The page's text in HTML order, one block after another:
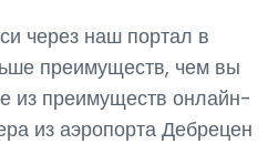
через наш портал в
преимуществ, чем вы
из преимуществ онлайн-
из аэропорта Дебрецен